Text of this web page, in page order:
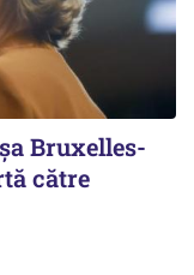
Bruxelles-
către